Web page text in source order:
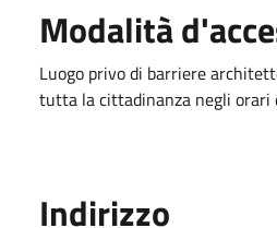
Modalità
Luogo privo di barriere
tutta la cittadinanza negli orari
Indirizzo